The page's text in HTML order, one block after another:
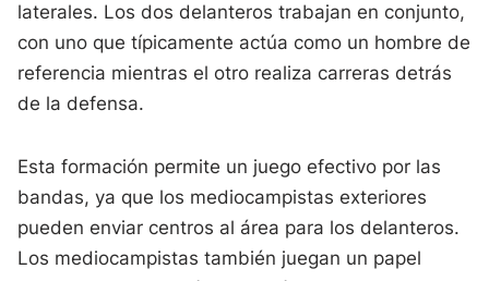
laterales. Los dos delanteros trabajan en conjunto,
con uno que típicamente actúa como un hombre de
referencia mientras el otro realiza carreras detrás
de la defensa.
Esta formación permite un juego efectivo por las
bandas, ya que los mediocampistas exteriores
pueden enviar centros al área para los delanteros.
Los mediocampistas también juegan un papel